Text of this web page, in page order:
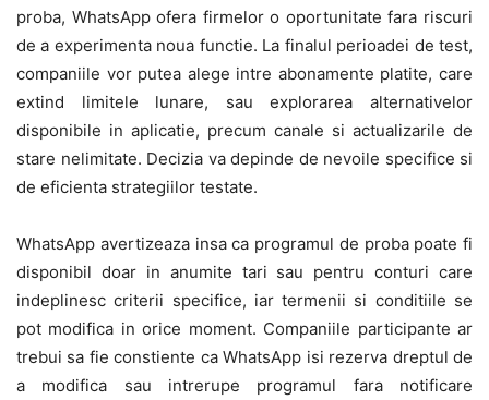
proba, WhatsApp ofera firmelor o oportunitate fara riscuri
de a experimenta noua functie. La finalul perioadei de test,
companiile vor putea alege intre abonamente platite, care
extind limitele lunare, sau explorarea alternativelor
disponibile in aplicatie, precum canale si actualizarile de
stare nelimitate. Decizia va depinde de nevoile specifice si
de eficienta strategiilor testate.
WhatsApp avertizeaza insa ca programul de proba poate fi
disponibil doar in anumite tari sau pentru conturi care
indeplinesc criterii specifice, iar termenii si conditiile se
pot modifica in orice moment. Companiile participante ar
trebui sa fie constiente ca WhatsApp isi rezerva dreptul de
a modifica sau intrerupe programul fara notificare